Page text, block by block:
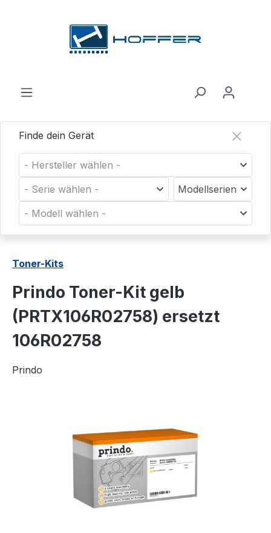
Finde dein Gerät
- Hersteller wählen -
- Serie wählen -
Modellserien
- Modell wählen -
Toner-Kits
Prindo Toner-Kit gelb
(PRTX106R02758) ersetzt
106R02758
Prindo